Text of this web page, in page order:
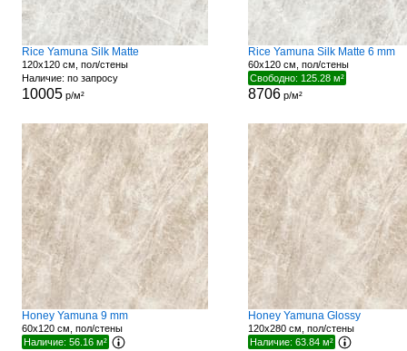
Rice Yamuna Silk Matte
120x120 см, пол/стены
Наличие: по запросу
10005р/м²
Rice Yamuna Silk Matte 6 mm
60x120 см, пол/стены
Свободно: 125.28 м²
8706р/м²
Honey Yamuna 9 mm
60x120 см, пол/стены
Наличие: 56.16 м²
Honey Yamuna Glossy
120x280 см, пол/стены
Наличие: 63.84 м²